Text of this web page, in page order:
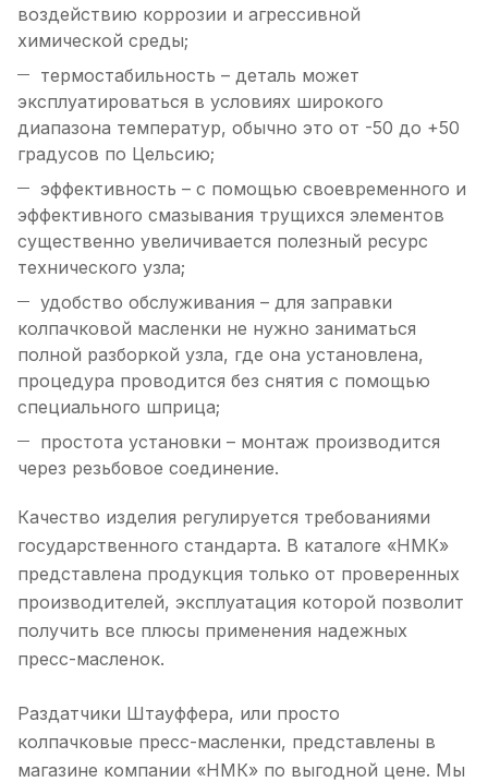
воздействию коррозии и агрессивной
химической среды;
термостабильность – деталь может
эксплуатироваться в условиях широкого
диапазона температур, обычно это от -50 до +50
градусов по Цельсию;
эффективность – с помощью своевременного и
эффективного смазывания трущихся элементов
существенно увеличивается полезный ресурс
технического узла;
удобство обслуживания – для заправки
колпачковой масленки не нужно заниматься
полной разборкой узла, где она установлена,
процедура проводится без снятия с помощью
специального шприца;
простота установки – монтаж производится
через резьбовое соединение.
Качество изделия регулируется требованиями
государственного стандарта. В каталоге «НМК»
представлена продукция только от проверенных
производителей, эксплуатация которой позволит
получить все плюсы применения надежных
пресс-масленок.
Раздатчики Штауффера, или просто
колпачковые пресс-масленки, представлены в
магазине компании «НМК» по выгодной цене. Мы